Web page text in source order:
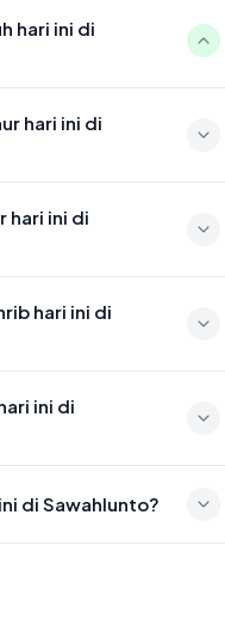
hari ini di
hari ini di
hari ini di
hari ini di
ini di
di Sawahlunto?